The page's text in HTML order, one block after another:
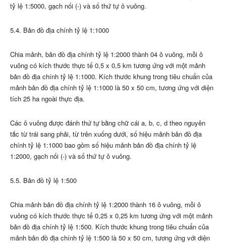
tỷ lệ 1:5000, gạch nối (-) và số thứ tự ô vuông.
5.4. Bản đồ địa chính tỷ lệ 1:1000
Chia mảnh, bản đồ địa chính tỷ lệ 1:2000 thành 04 ô vuông, mỗi ô
vuông có kích thước thực tế 0,5 x 0,5 km tương ứng với một mảnh
bản đồ địa chính tỷ lệ 1:1000. Kích thước khung trong tiêu chuẩn của
mảnh bản đồ địa chính tỷ lệ 1:1000 là 50 x 50 cm, tương ứng với diện
tích 25 ha ngoài thực địa.
Các ô vuông được đánh thứ tự bằng chữ cái a, b, c, d theo nguyên
tắc từ trái sang phải, từ trên xuống dưới, số hiệu mảnh bản đồ địa
chính tỷ lệ 1:1000 bao gồm số hiệu mảnh bản đồ địa chính tỷ lệ
1:2000, gạch nối (-) và số thứ tự ô vuông.
5.5. Bản đồ tỷ lệ 1:500
Chia mảnh bản đồ địa chính tỷ lệ 1:2000 thành 16 ô vuông, mỗi ô
vuông có kích thước thực tế 0,25 x 0,25 km tương ứng với một mảnh
bản đồ địa chính tỷ lệ 1:500. Kích thước khung trong tiêu chuẩn của
mảnh bản đồ địa chính tỷ lệ 1:500 là 50 x 50 cm, tương ứng với diện